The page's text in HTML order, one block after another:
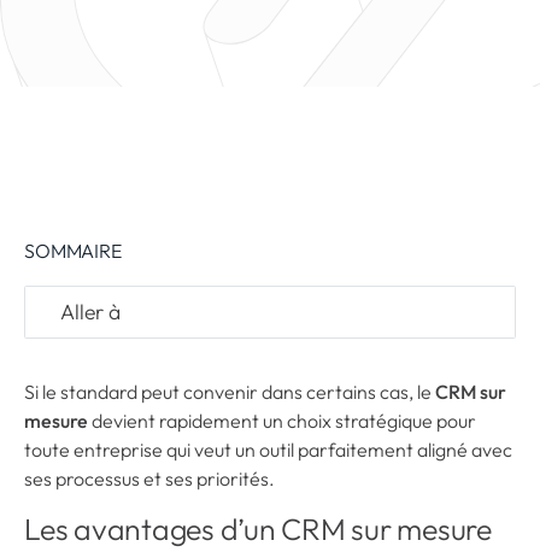
Agence de proximité
Yelido est une entreprise
locale de développement.
Nous sommes situés à Liège,
SOMMAIRE
Si le standard peut convenir dans certains cas, le CRM sur
mesure devient rapidement un choix stratégique pour
toute entreprise qui veut un outil parfaitement aligné avec
ses processus et ses priorités.
Les avantages d’un CRM sur mesure